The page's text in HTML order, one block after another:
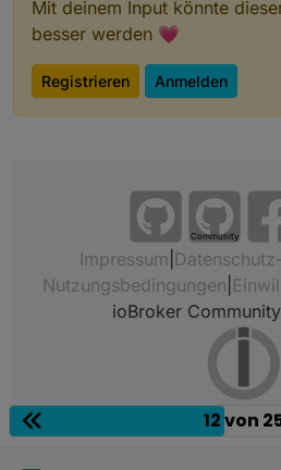
Mit deinem Input könnte
besser werden 💗
Registrieren Anmelden
Community
Impressum
Nutzungsbedingungen
ioBroker
12 von